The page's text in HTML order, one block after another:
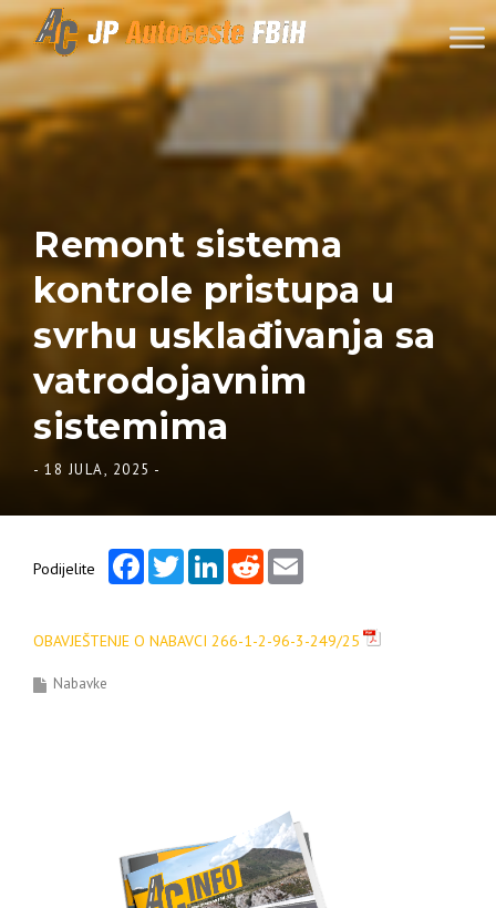
Skip to content
Remont sistema
kontrole pristupa u
svrhu usklađivanja sa
vatrodojavnim
sistemima
- 18 JULA, 2025 -
Podijelite
FacebookTwitterLinkedInReddit
OBAVJEŠTENJE O NABAVCI 266-1-2-96-3-249/25
Nabavke